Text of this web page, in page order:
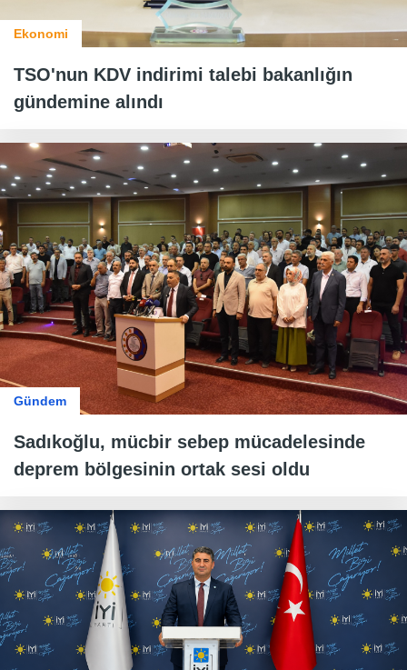
Ekonomi
TSO'nun KDV indirimi talebi bakanlığın
gündemine alındı
Gündem
Sadıkoğlu, mücbir sebep mücadelesinde
deprem bölgesinin ortak sesi oldu